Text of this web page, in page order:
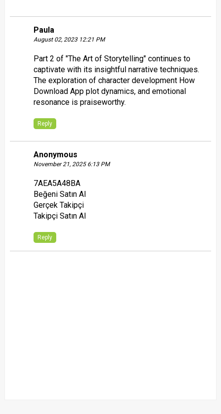
Paula
August 02, 2023 12:21 PM
Part 2 of "The Art of Storytelling" continues to
captivate with its insightful narrative techniques.
The exploration of character development How
Download Appplot dynamics, and emotional
resonance is praiseworthy.
Reply
Anonymous
November 21, 2025 6:13 PM
7AEA5A48BA
Beğeni Satın Al
Gerçek Takipçi
Takipçi Satın Al
Reply